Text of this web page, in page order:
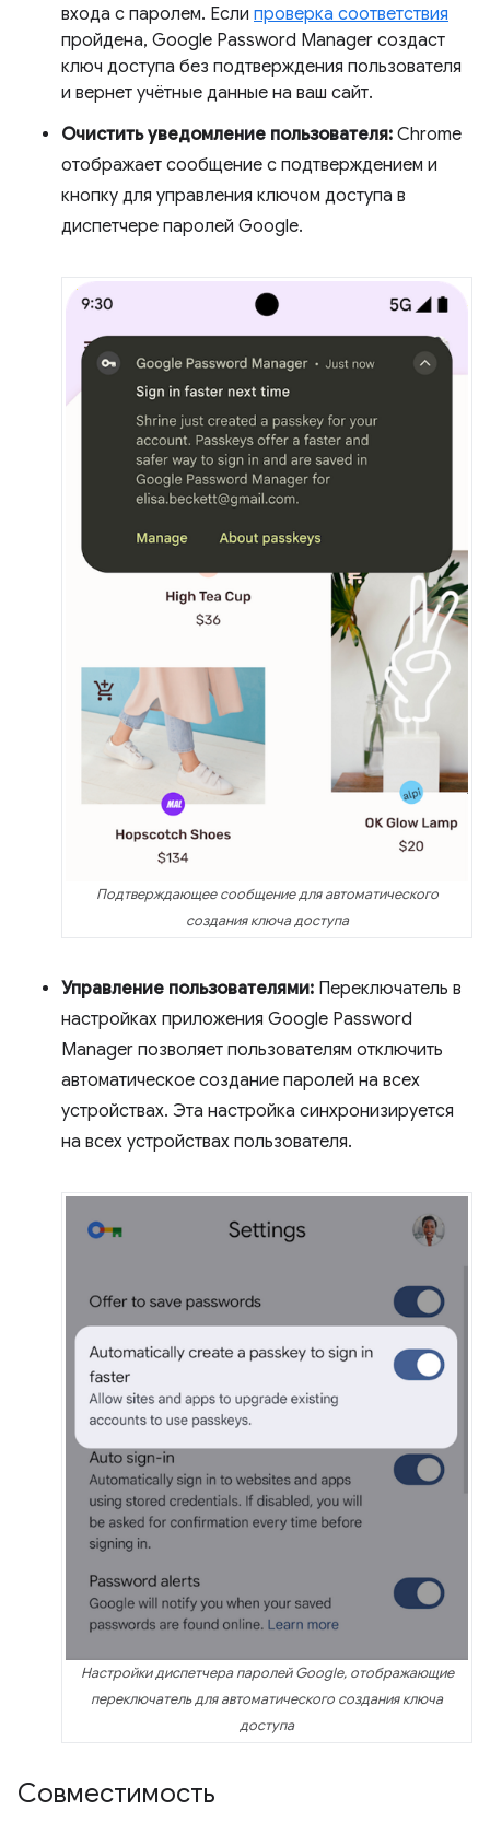
входа с паролем. Если проверка соответствия
пройдена, Google Password Manager создаст
ключ доступа без подтверждения пользователя
и вернет учётные данные на ваш сайт.
Очистить уведомление пользователя: Chrome
отображает сообщение с подтверждением и
кнопку для управления ключом доступа в
диспетчере паролей Google.
Подтверждающее сообщение для автоматического
создания ключа доступа
Управление пользователями: Переключатель в
настройках приложения Google Password
Manager позволяет пользователям отключить
автоматическое создание паролей на всех
устройствах. Эта настройка синхронизируется
на всех устройствах пользователя.
Настройки диспетчера паролей Google, отображающие
переключатель для автоматического создания ключа
доступа
Совместимость